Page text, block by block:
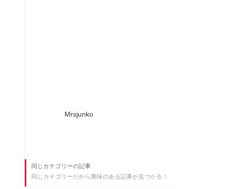
Mrsjunko
同じカテゴリーの記事
同じカテゴリーだから興味のある記事が見つかる！